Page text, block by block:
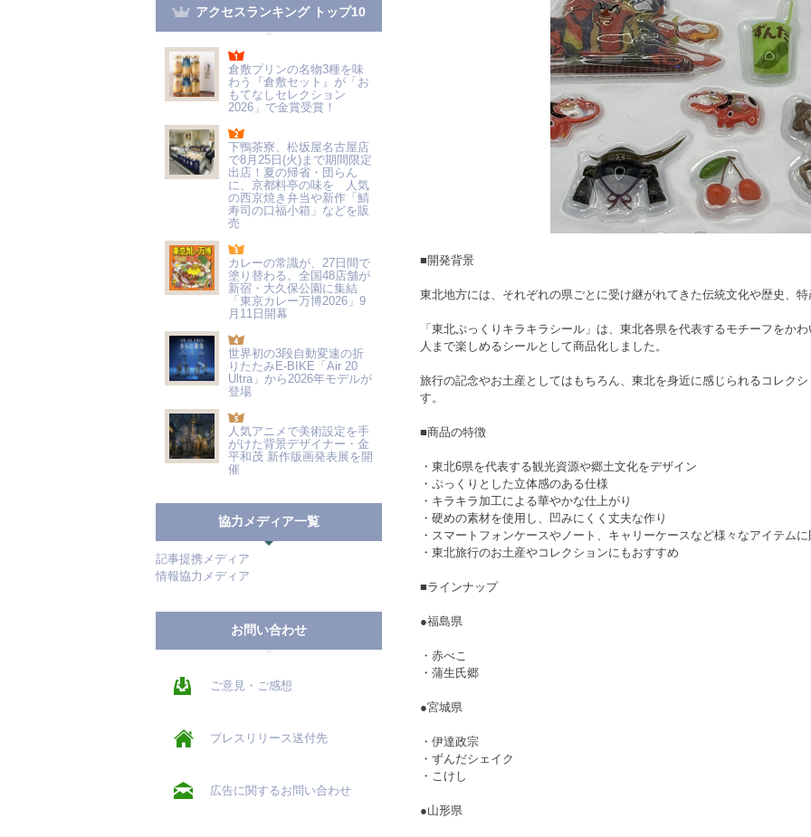
アクセスランキング トップ10
倉敷プリンの名物3種を味
わう『倉敷セット』が「お
もてなしセレクション
2026」で金賞受賞！
下鴨茶寮、松坂屋名古屋店
で8月25日(火)まで期間限定
出店！夏の帰省・団らん
に、京都料亭の味を 人気
の西京焼き弁当や新作「鯖
寿司の口福小箱」などを販
売
カレーの常識が、27日間で
塗り替わる。全国48店舗が
新宿・大久保公園に集結
「東京カレー万博2026」9
月11日開幕
世界初の3段自動変速の折
りたたみE-BIKE「Air 20
Ultra」から2026年モデルが
登場
人気アニメで美術設定を手
がけた背景デザイナー・金
平和茂 新作版画発表展を開
催
協力メディア一覧
記事提携メディア
情報協力メディア
お問い合わせ
ご意見・ご感想
プレスリリース送付先
広告に関するお問い合わせ
■開発背景
東北地方には、それぞれの県ごとに受け継がれてきた伝統文化や歴史、
「東北ぷっくりキラキラシール」は、東北各県を代表するモチーフをか
人まで楽しめるシールとして商品化しました。
旅行の記念やお土産としてはもちろん、東北を身近に感じられるコレク
す。
■商品の特徴
・東北6県を代表する観光資源や郷土文化をデザイン
・ぷっくりとした立体感のある仕様
・キラキラ加工による華やかな仕上がり
・硬めの素材を使用し、凹みにくく丈夫な作り
・スマートフォンケースやノート、キャリーケースなど様々なアイテム
・東北旅行のお土産やコレクションにもおすすめ
■ラインナップ
●福島県
・赤べこ
・蒲生氏郷
●宮城県
・伊達政宗
・ずんだシェイク
・こけし
●山形県